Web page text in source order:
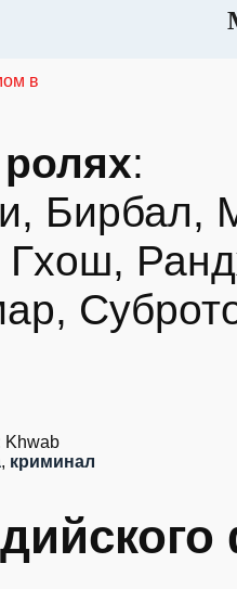
в
:
Бирбал,
Гхош,
Khwab
, криминал